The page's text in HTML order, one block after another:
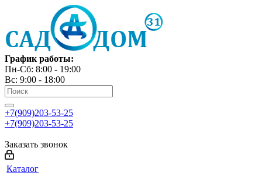
График работы:
Пн-Сб: 8:00 - 19:00
Вс: 9:00 - 18:00
+7(909)203-53-25
+7(909)203-53-25
Заказать звонок
Каталог